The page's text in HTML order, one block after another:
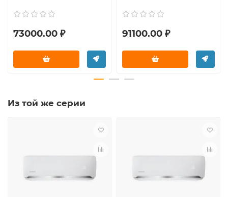
73000.00 ₽ 91100.00 ₽
Из той же серии